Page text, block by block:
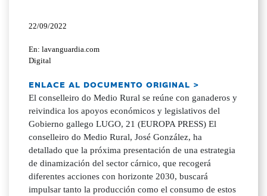
22/09/2022
En: lavanguardia.com
Digital
ENLACE AL DOCUMENTO ORIGINAL >
El conselleiro do Medio Rural se reúne con ganaderos y
reivindica los apoyos económicos y legislativos del
Gobierno gallego LUGO, 21 (EUROPA PRESS) El
conselleiro do Medio Rural, José González, ha
detallado que la próxima presentación de una estrategia
de dinamización del sector cárnico, que recogerá
diferentes acciones con horizonte 2030, buscará
impulsar tanto la producción como el consumo de estos